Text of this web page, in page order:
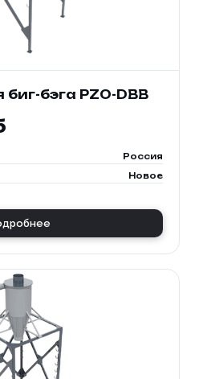
бэга PZO-DBB
Россия
Новое